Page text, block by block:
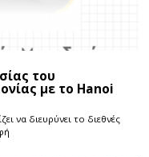
του
με το Hanoi
να διευρύνει το διεθνές